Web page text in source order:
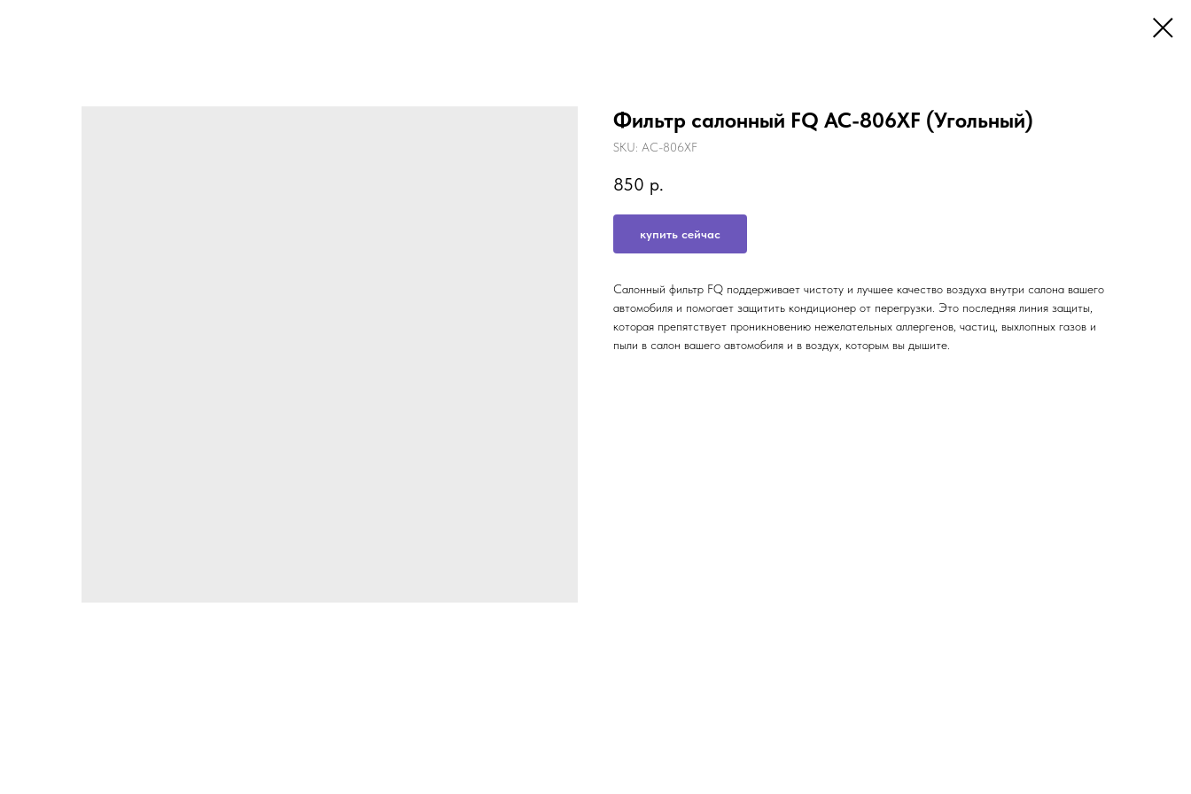
Фильтр салонный FQ AC-806XF (Угольный)
SKU: AC-806XF
850 р.
купить сейчас
Салонный фильтр FQ поддерживает чистоту и лучшее качество воздуха внутри салона вашего
автомобиля и помогает защитить кондиционер от перегрузки. Это последняя линия защиты,
которая препятствует проникновению нежелательных аллергенов, частиц, выхлопных газов и
пыли в салон вашего автомобиля и в воздух, которым вы дышите.